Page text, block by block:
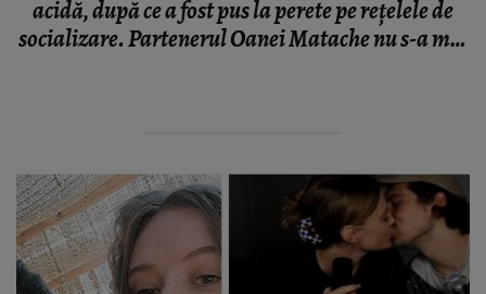
acidă, după ce a fost pus la perete pe rețelele de
socializare. Partenerul Oanei Matache nu s-a mai